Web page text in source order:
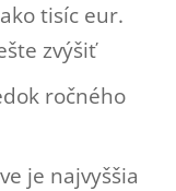
tisíc eur.
zvýšiť
ročného
je najvyššia